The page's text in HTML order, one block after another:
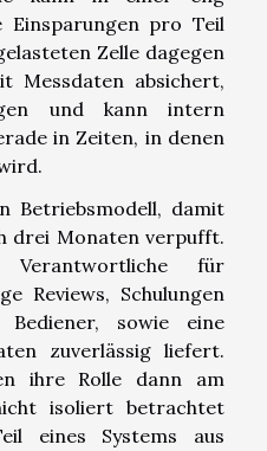
Einsparungen pro Teil
Zelle dagegen
Messdaten absichert,
und kann intern
in Zeiten, in denen
Betriebsmodell, damit
drei Monaten verpufft.
für
Reviews, Schulungen
sowie eine
zuverlässig liefert.
ihre Rolle dann am
isoliert betrachtet
eines Systems aus